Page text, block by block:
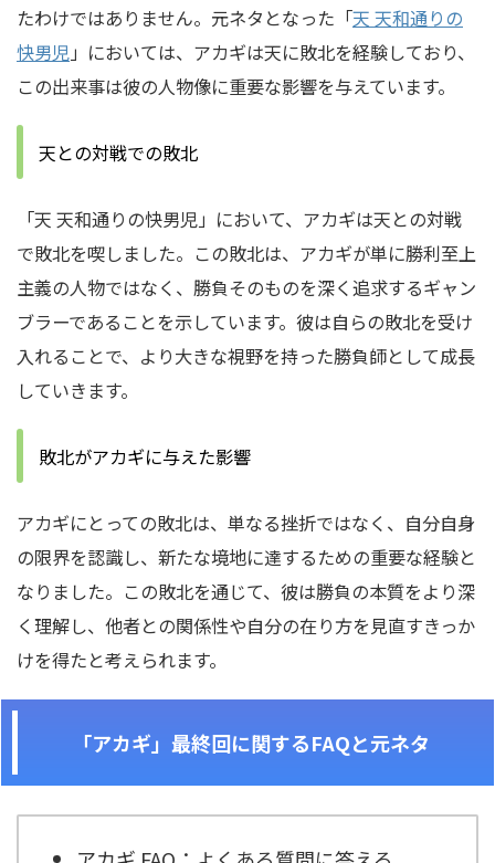
たわけではありません。元ネタとなった「天 天和通りの
快男児」においては、アカギは天に敗北を経験しており、
この出来事は彼の人物像に重要な影響を与えています。
天との対戦での敗北
「天 天和通りの快男児」において、アカギは天との対戦
で敗北を喫しました。この敗北は、アカギが単に勝利至上
主義の人物ではなく、勝負そのものを深く追求するギャン
ブラーであることを示しています。彼は自らの敗北を受け
入れることで、より大きな視野を持った勝負師として成長
していきます。
敗北がアカギに与えた影響
アカギにとっての敗北は、単なる挫折ではなく、自分自身
の限界を認識し、新たな境地に達するための重要な経験と
なりました。この敗北を通じて、彼は勝負の本質をより深
く理解し、他者との関係性や自分の在り方を見直すきっか
けを得たと考えられます。
「アカギ」最終回に関するFAQと元ネタ